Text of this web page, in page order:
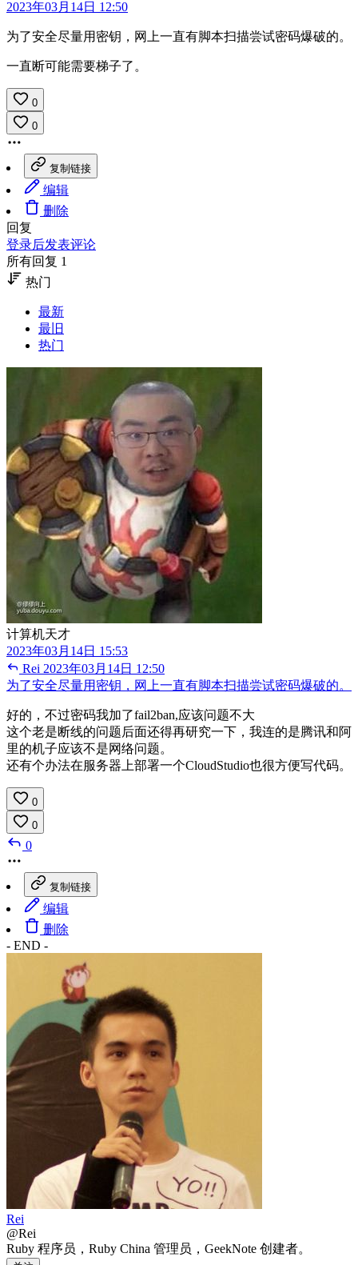
2023年03月14日 12:50
为了安全尽量用密钥，网上一直有脚本扫描尝试密码爆破的。
一直断可能需要梯子了。
0
0
复制链接
编辑
删除
回复
登录后发表评论
所有回复 1
热门
最新
最旧
热门
计算机天才
2023年03月14日 15:53
Rei 2023年03月14日 12:50
为了安全尽量用密钥，网上一直有脚本扫描尝试密码爆破的。
好的，不过密码我加了fail2ban,应该问题不大
这个老是断线的问题后面还得再研究一下，我连的是腾讯和阿
里的机子应该不是网络问题。
还有个办法在服务器上部署一个CloudStudio也很方便写代码。
0
0
0
复制链接
编辑
删除
- END -
Rei
@Rei
Ruby 程序员，Ruby China 管理员，GeekNote 创建者。